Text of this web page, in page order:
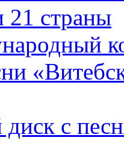
21 страны
с